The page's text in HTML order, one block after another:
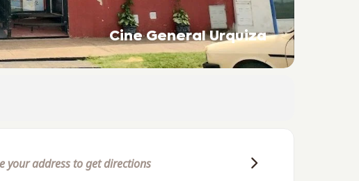
Cine General Urquiza